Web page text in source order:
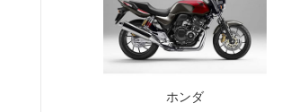
ホンダ